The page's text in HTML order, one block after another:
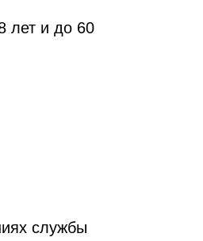
лет и до 60
службы